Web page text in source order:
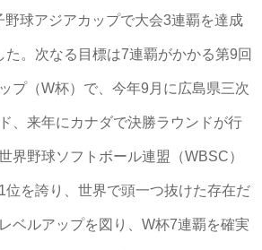
野球アジアカップで大会3連覇を達成
た。次なる目標は7連覇がかかる第9回
プ（W杯）で、今年9月に広島県三次
、来年にカナダで決勝ラウンドが行
界野球ソフトボール連盟（WBSC）
位を誇り、世界で頭一つ抜けた存在だ
ベルアップを図り、W杯7連覇を確実